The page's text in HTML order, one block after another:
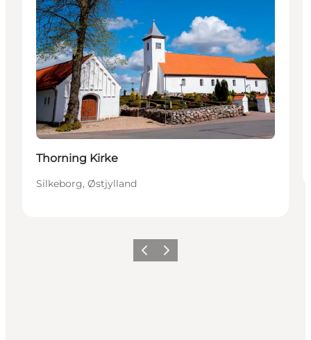
Thorning Kirke
Silkeborg, Østjylland
ForrigeNæste